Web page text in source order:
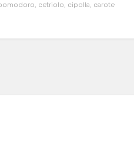
pollo, cappuccio, pomodoro, cetriolo, cipolla, carote